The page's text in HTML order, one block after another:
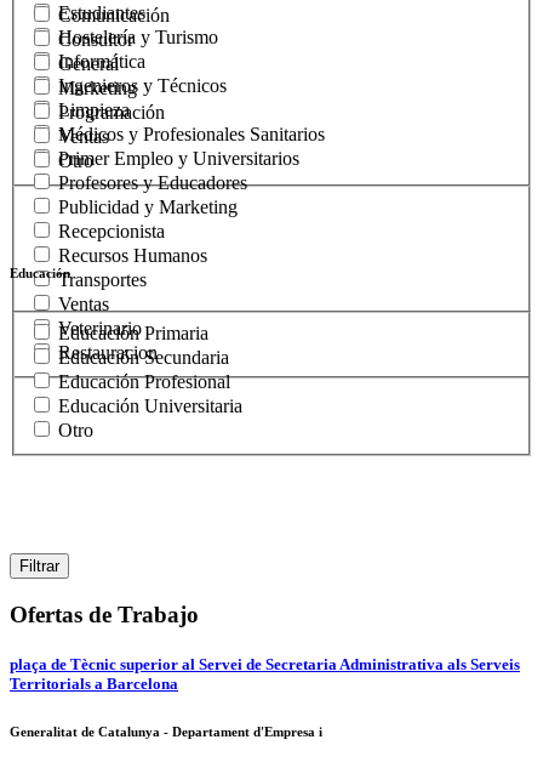
Estudiantes
Hostelería y Turismo
Informática
Ingenieros y Técnicos
Limpieza
Médicos y Profesionales Sanitarios
Primer Empleo y Universitarios
Profesores y Educadores
Publicidad y Marketing
Recepcionista
Recursos Humanos
Transportes
Ventas
Veterinario
Restauracion
Comunicación
Consultor
General
Marketing
Programación
Ventas
Otro
Educación
Educación Primaria
Educación Secundaria
Educación Profesional
Educación Universitaria
Otro
Ofertas de Trabajo
plaça de Tècnic superior al Servei de Secretaria Administrativa als Serveis
Territorials a Barcelona
Generalitat de Catalunya - Departament d'Empresa i